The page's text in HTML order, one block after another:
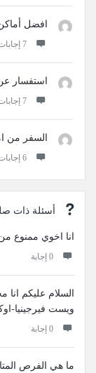
افضل
‫7 إجابات
استفسار
‫7 إجابات
السفر من
‫6 إجابات
أسئلة ذات
انا اخوي ممنوع
‫0 إجابة
السلام عليكم انا
ويست فيرجينيا-
‫0 إجابة
ما هي الفرص